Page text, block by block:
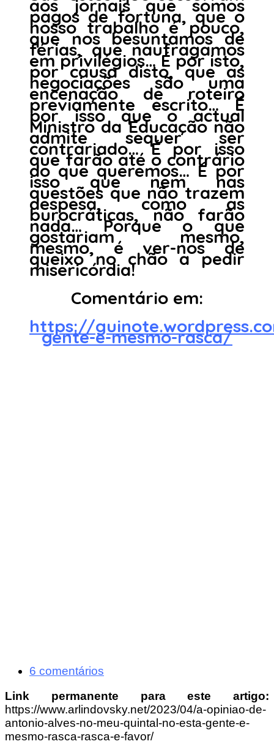
aos jornais que somos
pagos de fortuna, que o
nosso trabalho é pouco,
que nos besuntamos de
férias, que naufragamos
em privilégios… É por isto,
por causa disto, que as
negociações são uma
encenação de roteiro
previamente escrito… É
por isso que o actual
Ministro da Educação não
admite sequer ser
contrariado… É por isso
que farão até o contrário
do que queremos… É por
isso que nem nas
questões que não trazem
despesa, como as
burocráticas, não farão
nada… Porque o que
gostariam mesmo,
mesmo, é ver-nos de
queixo no chão a pedir
misericórdia!
Comentário em:
https://
gente-e-mesmo-rasca/
6 comentários
Link permanente para este artigo:
https://www.arlindovsky.net/2023/04/a-opiniao-de-
antonio-alves-no-meu-quintal-no-esta-gente-e-
mesmo-rasca-rasca-e-favor/